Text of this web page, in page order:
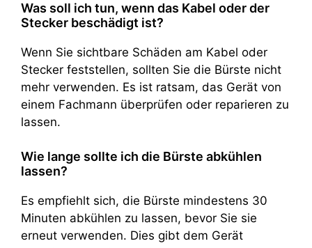
Was soll ich tun, wenn das Kabel oder der
Stecker beschädigt ist?
Wenn Sie sichtbare Schäden am Kabel oder
Stecker feststellen, sollten Sie die Bürste nicht
mehr verwenden. Es ist ratsam, das Gerät von
einem Fachmann überprüfen oder reparieren zu
lassen.
Wie lange sollte ich die Bürste abkühlen
lassen?
Es empfiehlt sich, die Bürste mindestens 30
Minuten abkühlen zu lassen, bevor Sie sie
erneut verwenden. Dies gibt dem Gerät